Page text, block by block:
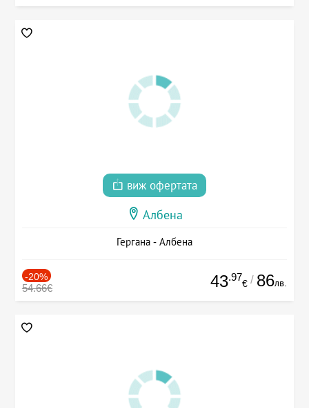
виж офертата
Албена
Гергана - Албена
-20%
54.66€ 43.97
€ / 86лв.